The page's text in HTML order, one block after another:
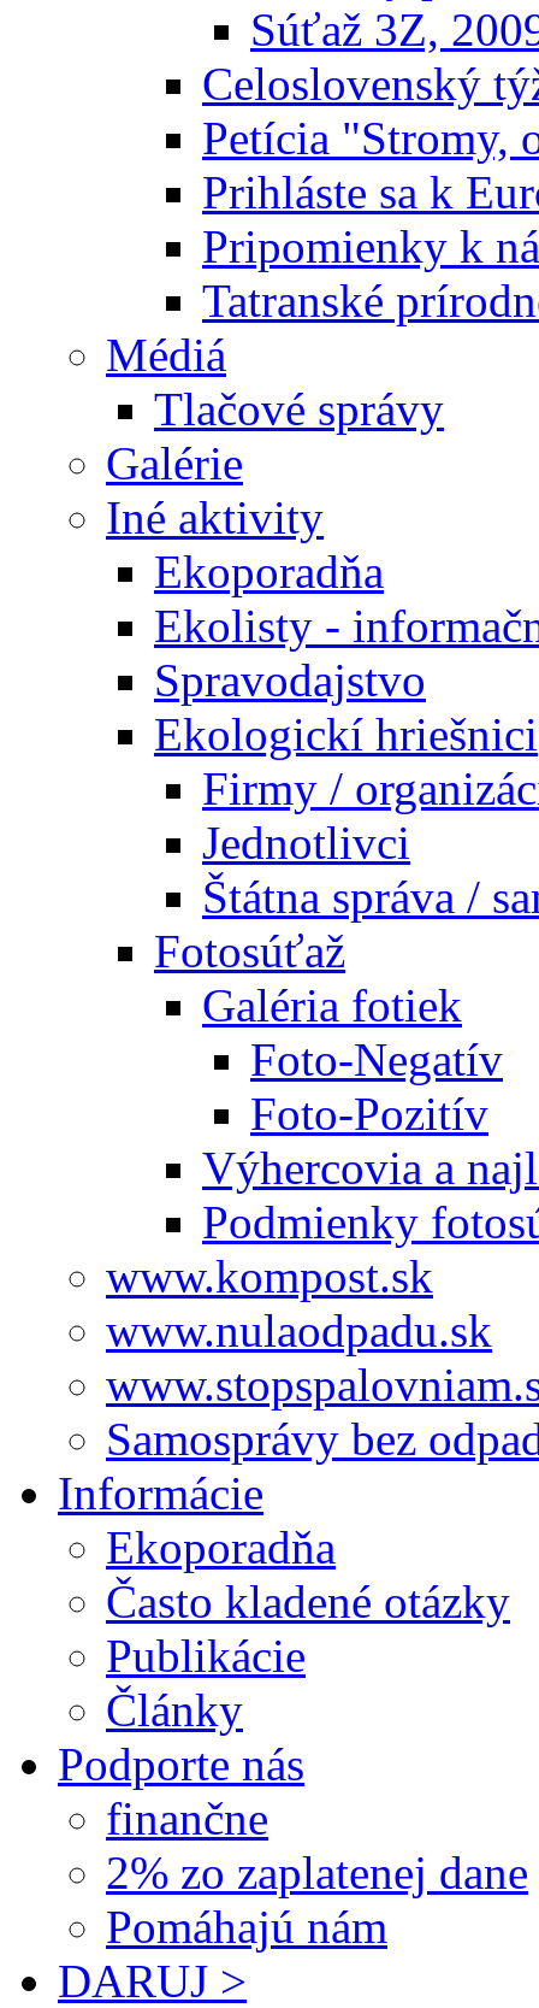
Súťaž 3Z,
Celoslovenský
Petícia "Stromy,
Prihláste sa k
Pripomienky k
Tatranské
Médiá
Tlačové správy
Galérie
Iné aktivity
Ekoporadňa
Ekolisty -
Spravodajstvo
Ekologickí hriešnici
Firmy /
Jednotlivci
Štátna správa /
Fotosúťaž
Galéria fotiek
Foto-Negatív
Foto-Pozitív
Výhercovia a
Podmienky
www.kompost.sk
www.nulaodpadu.sk
Samosprávy bez
Informácie
Ekoporadňa
Často kladené otázky
Publikácie
Články
Podporte nás
finančne
2% zo zaplatenej dane
Pomáhajú nám
DARUJ >